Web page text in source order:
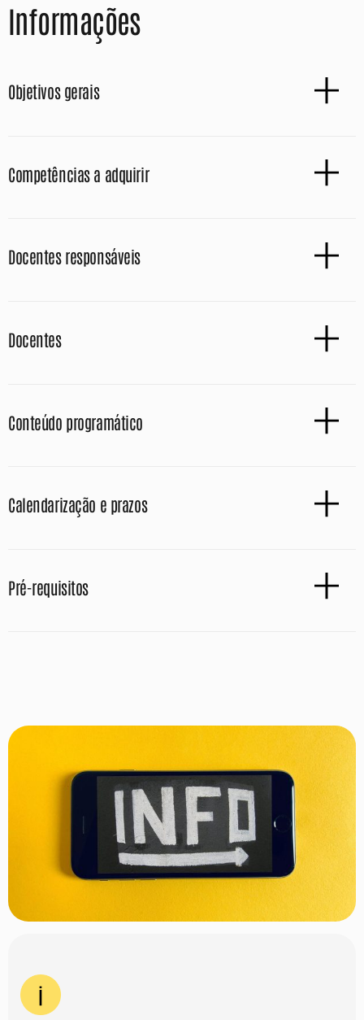
Informações
Objetivos gerais
Competências a adquirir
Docentes responsáveis
Docentes
Conteúdo programático
Calendarização e prazos
Pré-requisitos